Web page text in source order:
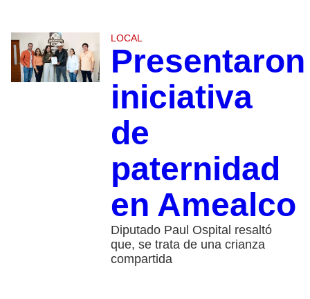
LOCAL
Presentaron
iniciativa
de
paternidad
en Amealco
Diputado Paul Ospital resaltó
que, se trata de una crianza
compartida